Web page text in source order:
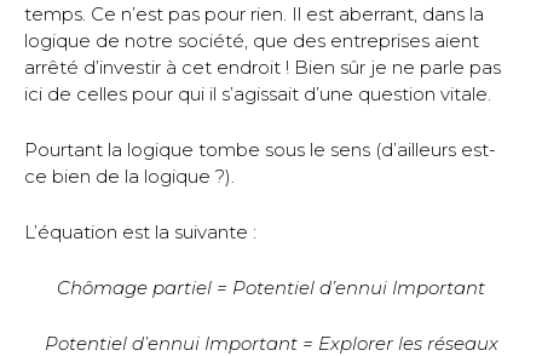
temps. Ce n’est pas pour rien. Il est aberrant, dans la
logique de notre société, que des entreprises aient
arrêté d’investir à cet endroit ! Bien sûr je ne parle pas
ici de celles pour qui il s’agissait d’une question vitale.
Pourtant la logique tombe sous le sens (d’ailleurs est-
ce bien de la logique ?).
L’équation est la suivante :
Chômage partiel = Potentiel d’ennui Important
Potentiel d’ennui Important= Explorer les réseaux